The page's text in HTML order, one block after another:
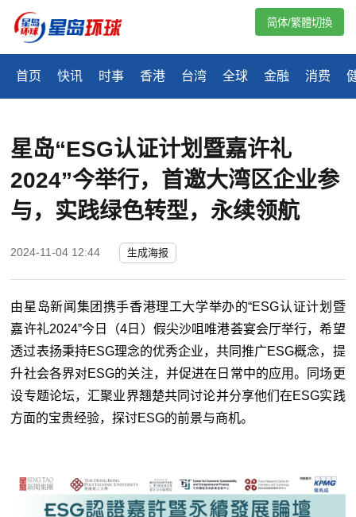
首页 快讯 时事 香港 台湾 全球 金融 消费
简体/繁體切換
星岛“ESG认证计划暨嘉许礼
2024”今举行，首邀大湾区企业参
与，实践绿色转型，永续领航
2024-11-04 12:44 生成海报
由星岛新闻集团携手香港理工大学举办的“ESG认证计划暨
嘉许礼2024”今日（4日）假尖沙咀唯港荟宴会厅举行，希望
透过表扬秉持ESG理念的优秀企业，共同推广ESG概念，提
升社会各界对ESG的关注，并促进在日常中的应用。同场更
设专题论坛，汇聚业界翘楚共同讨论并分享他们在ESG实践
方面的宝贵经验，探讨ESG的前景与商机。